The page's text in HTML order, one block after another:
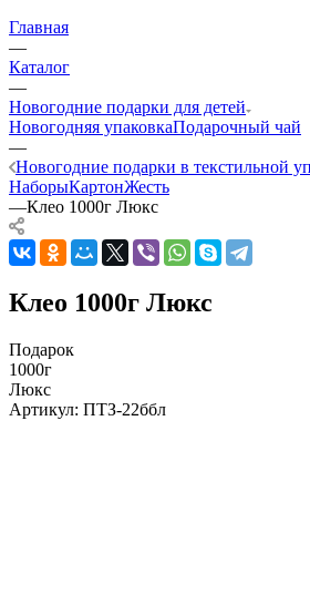
Главная
—
Каталог
—
Новогодние подарки для детей
Новогодняя упаковкаПодарочный чай
—
Новогодние подарки в текстильной
НаборыКартонЖесть
—Клео 1000г Люкс
Клео 1000г Люкс
Подарок
1000г
Люкс
Артикул: ПТЗ-22ббл